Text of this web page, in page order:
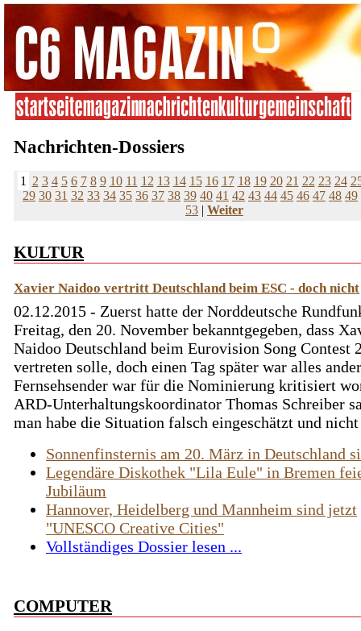
Nachrichten-Dossiers
1 2 3 4 5 6 7 8 9 10 11 12 13 14 15 16 17 18 19 20 21 22 23 24
29 30 31 32 33 34 35 36 37 38 39 40 41 42 43 44 45 46 47 48 49
53 | Weiter
KULTUR
Xavier Naidoo vertritt Deutschland beim ESC - doch nicht
02.12.2015 - Zuerst hatte der Norddeutsche
Freitag, den 20. November bekanntgegeben, dass
Naidoo Deutschland beim Eurovision Song Contest
vertreten solle, doch einen Tag später war alles
Fernsehsender war für die Nominierung kritisiert
ARD-Unterhaltungskoordinator Thomas Schreiber
man habe die Situation falsch eingeschätzt und
Sonnenfinsternis am 20. März in Deutschland
Legendäre Diskothek "Lila Eule" in Bremen
Jubiläum
Hannover, Heidelberg und Mannheim sind jetzt
"UNESCO Creative Cities"
Vollständiges Dossier lesen ...
COMPUTER